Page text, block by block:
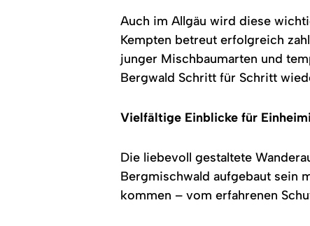
Auch im Allgäu wird diese
Kempten betreut erfolgreich
junger Mischbaumarten und
Bergwald Schritt für Schritt
Vielfältige Einblicke für
Die liebevoll gestaltete
Bergmischwald aufgebaut sein
kommen – vom erfahrenen